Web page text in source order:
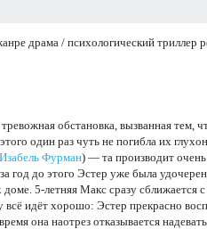
драма / психологический триллер
обстановка, вызванная тем,
один раз чуть не погибла их
Изабель Фурман) — та производит очень
год до этого Эстер уже была
5-летняя Макс сразу
идёт хорошо: Эстер прекрасно
она наотрез отказывается